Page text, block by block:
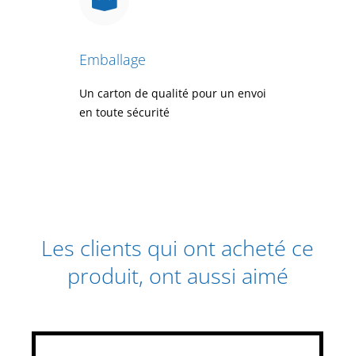
Emballage
Un carton de qualité pour un envoi
en toute sécurité
Les clients qui ont acheté ce
produit, ont aussi aimé